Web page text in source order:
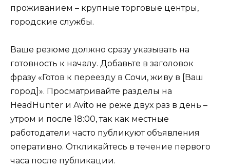
проживанием – крупные торговые центры,
городские службы.
Ваше резюме должно сразу указывать на
готовность к началу. Добавьте в заголовок
фразу «Готов к переезду в Сочи, живу в [Ваш
город]». Просматривайте разделы на
HeadHunter и Avito не реже двух раз в день –
утром и после 18:00, так как местные
работодатели часто публикуют объявления
оперативно. Откликайтесь в течение первого
часа после публикации.